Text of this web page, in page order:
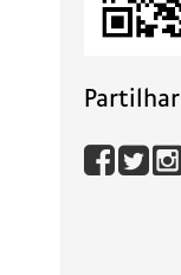
Partilhar